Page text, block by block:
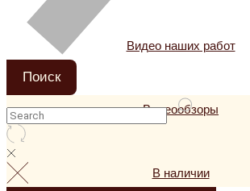
Видео наших работ
Видеообзоры
В наличии
Поиск